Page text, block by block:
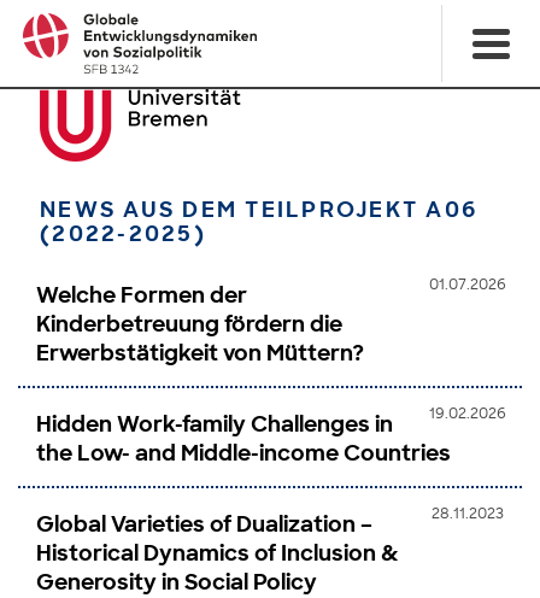
NEWS AUS DEM TEILPROJEKT A06
(2022-2025)
01.07.2026
Welche Formen der
Kinderbetreuung fördern die
Erwerbstätigkeit von Müttern?
19.02.2026
Hidden Work-family Challenges in
the Low- and Middle-income Countries
28.11.2023
Global Varieties of Dualization –
Historical Dynamics of Inclusion &
Generosity in Social Policy